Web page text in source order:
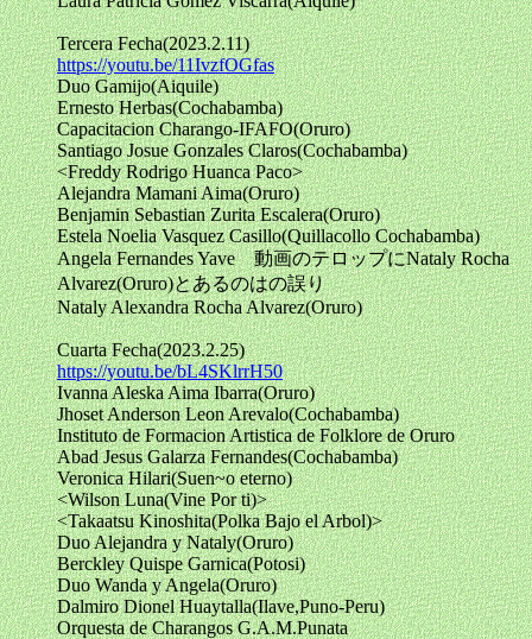
Tercera Fecha(2023.2.11)
https://youtu.be/11IvzfOGfas
Duo Gamijo(Aiquile)
Ernesto Herbas(Cochabamba)
Capacitacion Charango-IFAFO(Oruro)
Santiago Josue Gonzales Claros(Cochabamba)
<Freddy Rodrigo Huanca Paco>
Alejandra Mamani Aima(Oruro)
Benjamin Sebastian Zurita Escalera(Oruro)
Estela Noelia Vasquez Casillo(Quillacollo Cochabamba)
Angela Fernandes Yave 動画のテロップにNataly Rocha
Alvarez(Oruro)とあるのはの誤り
Nataly Alexandra Rocha Alvarez(Oruro)
Cuarta Fecha(2023.2.25)
https://youtu.be/bL4SKlrrH50
Ivanna Aleska Aima Ibarra(Oruro)
Jhoset Anderson Leon Arevalo(Cochabamba)
Instituto de Formacion Artistica de Folklore de Oruro
Abad Jesus Galarza Fernandes(Cochabamba)
Veronica Hilari(Suen~o eterno)
<Wilson Luna(Vine Por ti)>
<Takaatsu Kinoshita(Polka Bajo el Arbol)>
Duo Alejandra y Nataly(Oruro)
Berckley Quispe Garnica(Potosi)
Duo Wanda y Angela(Oruro)
Dalmiro Dionel Huaytalla(Ilave,Puno-Peru)
Orquesta de Charangos G.A.M.Punata